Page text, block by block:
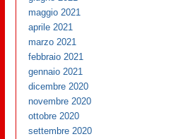
maggio 2021
aprile 2021
marzo 2021
febbraio 2021
gennaio 2021
dicembre 2020
novembre 2020
ottobre 2020
settembre 2020